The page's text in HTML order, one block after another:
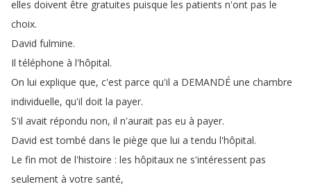
elles doivent être gratuites puisque les patients n'ont pas le
choix.
David fulmine.
Il téléphone à l'hôpital.
On lui explique que, c'est parce qu'il a DEMANDÉ une chambre
individuelle, qu'il doit la payer.
S'il avait répondu non, il n'aurait pas eu à payer.
David est tombé dans le piège que lui a tendu l'hôpital.
Le fin mot de l'histoire : les hôpitaux ne s'intéressent pas
seulement à votre santé,